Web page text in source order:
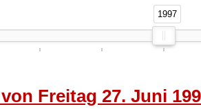
1997
1997
Freitag 27. Juni